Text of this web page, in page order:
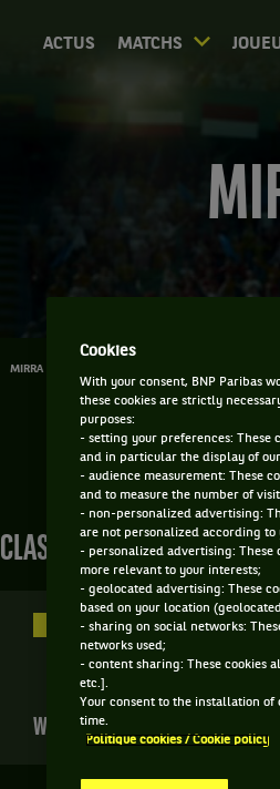
ACTUS MATCHS
MIRRA ANDREEVA
CLASSEMENT DE MIRRA
5293 PTS
ÈME
WTA SIMPLE WTA
Cookies
With your consent, BNP Paribas
these cookies are strictly
purposes:
- setting your preferences: These
and in particular the display of
- audience measurement: These
and to measure the number of
- non-personalized advertising:
are not personalized according to
- personalized advertising: These
more relevant to your interests;
- geolocated advertising: These
based on your location
- sharing on social networks:
networks used;
- content sharing: These cookies
etc.].
Your consent to the installation
time.
Politique cookies / Cookie policy